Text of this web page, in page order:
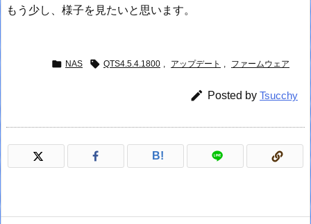
もう少し、様子を見たいと思います。
 NAS  QTS4.5.4.1800 アップデート ファームウェア
 Posted by Tsucchy
B!